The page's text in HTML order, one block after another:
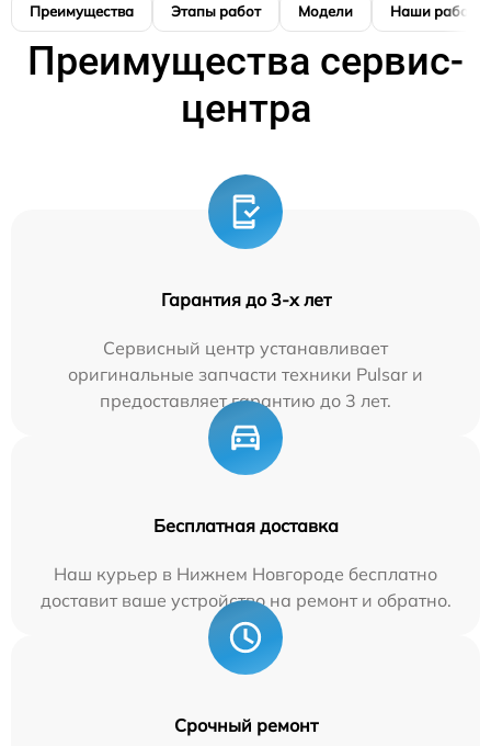
Преимущества Этапы работ Модели Наши работы
Преимущества сервис-
центра
Гарантия до 3-х лет
Сервисный центр устанавливает
оригинальные запчасти техники Pulsar и
предоставляет гарантию до 3 лет.
Бесплатная доставка
Наш курьер в Нижнем Новгороде бесплатно
доставит ваше устройство на ремонт и обратно.
Срочный ремонт